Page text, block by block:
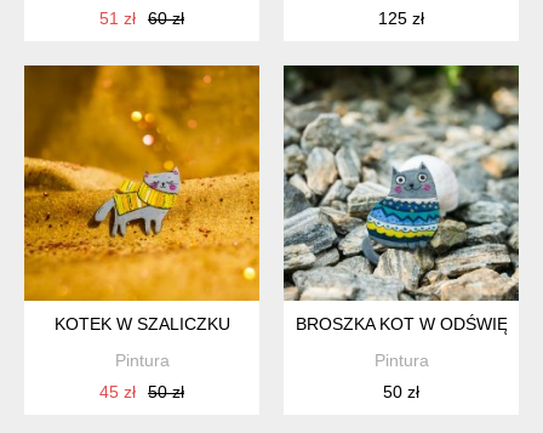
51 zł
60 zł
125 zł
KOTEK W SZALICZKU
Pintura
45 zł
50 zł
BROSZKA KOT W
Pintura
50 zł